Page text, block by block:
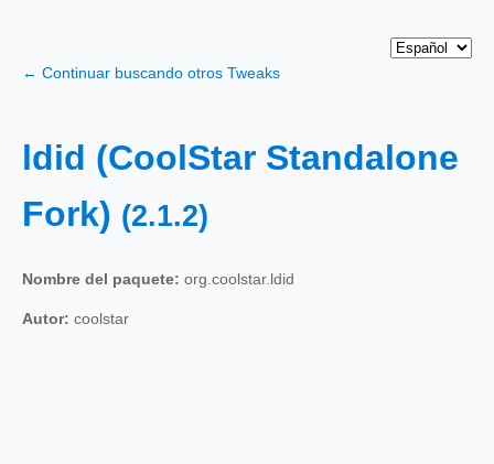
← Continuar buscando otros Tweaks
ldid (CoolStar Standalone
Fork) (2.1.2)
Nombre del paquete: org.coolstar.ldid
Autor: coolstar